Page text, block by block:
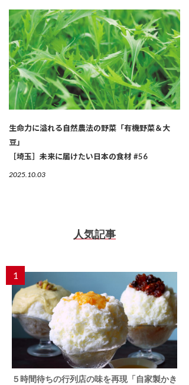
生命力に溢れる自然農法の野菜「有機野菜＆大
豆」
［埼玉］未来に届けたい日本の食材 #56
2025.10.03
人気記事
1
５時間待ちの行列店の味を再現「自家製かき